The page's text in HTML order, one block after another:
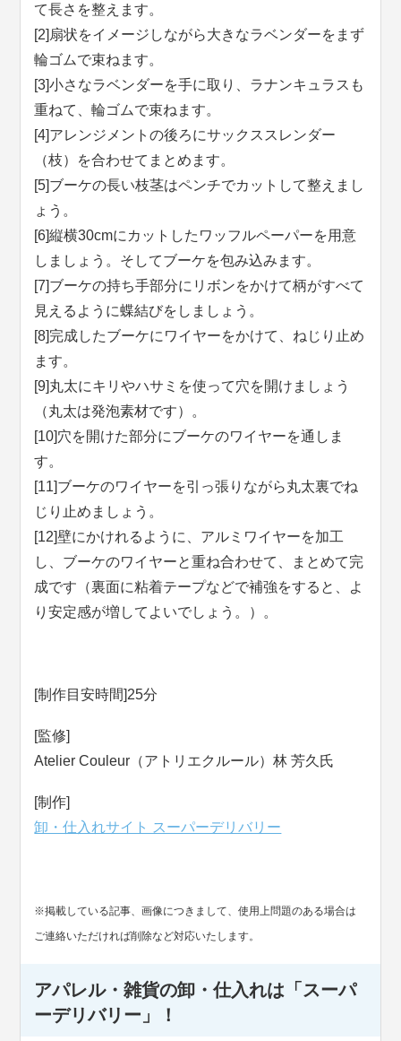
て長さを整えます。
[2]扇状をイメージしながら大きなラベンダーをまず
輪ゴムで束ねます。
[3]小さなラベンダーを手に取り、ラナンキュラスも
重ねて、輪ゴムで束ねます。
[4]アレンジメントの後ろにサックススレンダー
（枝）を合わせてまとめます。
[5]ブーケの長い枝茎はペンチでカットして整えまし
ょう。
[6]縦横30cmにカットしたワッフルペーパーを用意
しましょう。そしてブーケを包み込みます。
[7]ブーケの持ち手部分にリボンをかけて柄がすべて
見えるように蝶結びをしましょう。
[8]完成したブーケにワイヤーをかけて、ねじり止め
ます。
[9]丸太にキリやハサミを使って穴を開けましょう
（丸太は発泡素材です）。
[10]穴を開けた部分にブーケのワイヤーを通しま
す。
[11]ブーケのワイヤーを引っ張りながら丸太裏でね
じり止めましょう。
[12]壁にかけれるように、アルミワイヤーを加工
し、ブーケのワイヤーと重ね合わせて、まとめて完
成です（裏面に粘着テープなどで補強をすると、よ
り安定感が増してよいでしょう。）。
[制作目安時間]25分
[監修]
Atelier Couleur（アトリエクルール）林 芳久氏
[制作]
卸・仕入れサイト スーパーデリバリー
※掲載している記事、画像につきまして、使用上問題のある場合は
ご連絡いただければ削除など対応いたします。
アパレル・雑貨の卸・仕入れは「スーパ
ーデリバリー」！